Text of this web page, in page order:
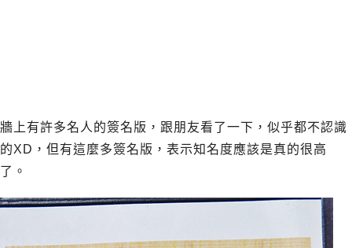
牆上有許多名人的簽名版，跟朋友看了一下，似乎都不認識
的XD，但有這麼多簽名版，表示知名度應該是真的很高
了。